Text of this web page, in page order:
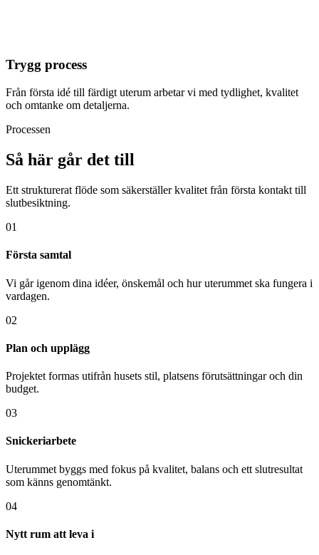
Trygg process
Från första idé till färdigt uterum arbetar vi med tydlighet, kvalitet
och omtanke om detaljerna.
Processen
Så här går det till
Ett strukturerat flöde som säkerställer kvalitet från första kontakt till
slutbesiktning.
01
Första samtal
Vi går igenom dina idéer, önskemål och hur uterummet ska fungera i
vardagen.
02
Plan och upplägg
Projektet formas utifrån husets stil, platsens förutsättningar och din
budget.
03
Snickeriarbete
Uterummet byggs med fokus på kvalitet, balans och ett slutresultat
som känns genomtänkt.
04
Nytt rum att leva i